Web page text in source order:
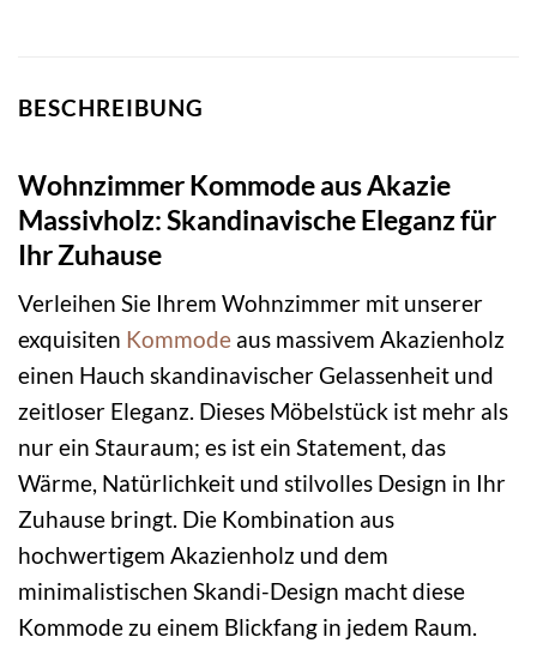
BESCHREIBUNG
Wohnzimmer Kommode aus Akazie
Massivholz: Skandinavische Eleganz für
Ihr Zuhause
Verleihen Sie Ihrem Wohnzimmer mit unserer
exquisiten Kommode aus massivem Akazienholz
einen Hauch skandinavischer Gelassenheit und
zeitloser Eleganz. Dieses Möbelstück ist mehr als
nur ein Stauraum; es ist ein Statement, das
Wärme, Natürlichkeit und stilvolles Design in Ihr
Zuhause bringt. Die Kombination aus
hochwertigem Akazienholz und dem
minimalistischen Skandi-Design macht diese
Kommode zu einem Blickfang in jedem Raum.